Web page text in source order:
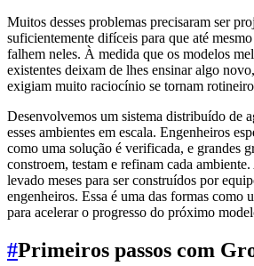
Muitos desses problemas precisaram ser
suficientemente difíceis para que até
falhem neles. À medida que os modelos
existentes deixam de lhes ensinar algo
exigiam muito raciocínio se tornam
Desenvolvemos um sistema distribuído de
esses ambientes em escala. Engenheiros
como uma solução é verificada, e grandes
constroem, testam e refinam cada
levado meses para ser construídos por
engenheiros. Essa é uma das formas como
para acelerar o progresso do próximo
#Primeiros passos com